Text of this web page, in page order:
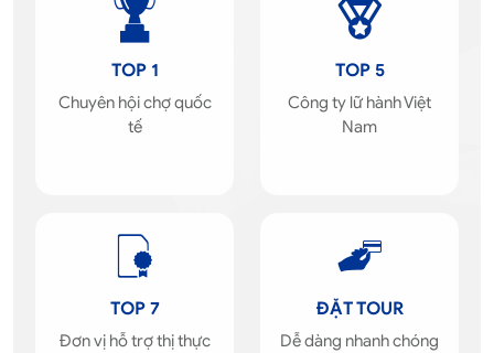
TOP 1
Chuyên hội chợ quốc
tế
TOP 5
Công ty lữ hành Việt
Nam
TOP 7
Đơn vị hỗ trợ thị thực
ĐẶT TOUR
Dễ dàng nhanh chóng